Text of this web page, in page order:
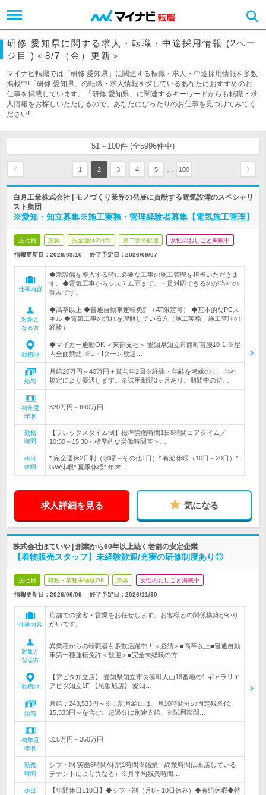
研修 愛知県に関する求人・転職・中途採用情報 (2ペー
ジ目 )＜8/7（金）更新＞
マイナビ転職では「研修 愛知県」に関連する転職・求人・中途採用情報を多数
掲載中!「研修 愛知県」の転職・求人情報を探しているあなたにおすすめのお
仕事を掲載しています。「研修 愛知県」に関連するキーワードからも転職・求
人情報をお探しいただけるので、あなたにぴったりのお仕事を見つけてみてく
ださい!
51～100件 (全5996件中)
1 2 3 4 5 100
白月工業株式会社 | モノづくり業界の発展に貢献する電気設備のスペシャリ
スト集団
※愛知・知立募集※施工実務・管理経験者募集【電気施工管理】
正社員 急募 完全週休2日制 第二新卒歓迎 女性のおしごと掲載中
情報更新日：2026/03/10 終了予定日： 2026/09/07
仕事内容
◆新設備を導入する時に必要な工事の施工管理を担当いただきま
す。◆電気工事からシステム面まで、一貫対応できるのが当社の
強みです。
対象と
なる方
◆高卒以上 ◆普通自動車運転免許（AT限定可） ◆基本的なPCス
キル ◆電気工事の流れを理解している方（施工実務、施工管理の
経験）
勤務地
◆マイカー通勤OK ＜東部支社＞ 愛知県知立市西町宮腰10-1 ※屋
内全面禁煙 ※U・Iターン歓迎…
給与
月給20万円～40万円＋賞与年2回※経験・年齢を考慮の上、当社
規定により優遇します。※試用期間3ヶ月あり。期間中の待…
初年度
年収
320万円～640万円
勤務
時間
【フレックスタイム制】標準労働時間1日8時間コアタイム／
10:30～15:30＜標準的な労働時間帯＞…
休日
休暇
* 完全週休2日制（水曜＋その他1日）* 有給休暇（10日～20日）*
GW休暇* 夏季休暇* 年末…
求人詳細を見る 気になる
株式会社ほていや | 創業から60年以上続く老舗の安定企業
【着物販売スタッフ】未経験歓迎/充実の研修制度あり◎
正社員 職種・業種未経験OK 急募 女性のおしごと掲載中
情報更新日：2026/06/09 終了予定日： 2026/11/30
仕事内容
店舗での接客・営業をお任せします。お客様との関係構築がやり
がいです。
対象と
なる方
異業種からの転職者も多数活躍中！＜必須＞■高卒以上■普通自動
車第一種運転免許＜歓迎＞■完全未経験の方
勤務地
【アピタ知立店】 愛知県知立市長篠町大山18番地の1 ギャラリエ
アピタ知立1F 【尾張旭店】 愛知…
給与
月給：243,533円～※上記月給には、月10時間分の固定残業代
15,533円～を含む。超過分は別途支給。※試用期間…
初年度
年収
315万円～350万円
勤務
時間
シフト制 実働8時間/休憩1時間※始業・終業時間は出店している
テナントにより異なる）※月平均残業時間…
休日
【年間休日110日】◆シフト制（月8～10日休み）◆有給休暇◆特